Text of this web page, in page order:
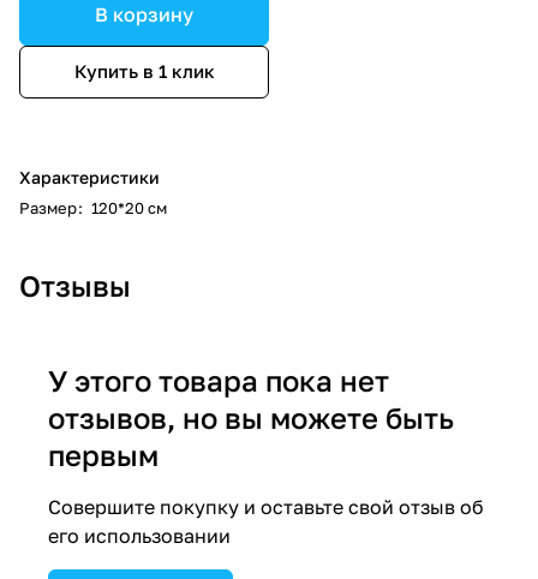
В корзину
Купить в 1 клик
Характеристики
Размер: 120*20 см
Отзывы
У этого товара пока нет
отзывов, но вы можете быть
первым
Совершите покупку и оставьте свой отзыв об
его использовании